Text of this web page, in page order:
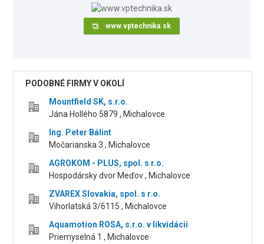
www.vptechnika.sk
PODOBNÉ FIRMY V OKOLÍ
Mountfield SK, s.r.o.
Jána Hollého 5879 , Michalovce
Ing. Peter Bálint
Močarianska 3 , Michalovce
AGROKOM - PLUS, spol. s r.o.
Hospodársky dvor Meďov , Michalovce
ZVAREX Slovakia, spol. s r.o.
Vihorlatská 3/6115 , Michalovce
Aquamotion ROSA, s.r.o. v likvidácii
Priemyselná 1 , Michalovce